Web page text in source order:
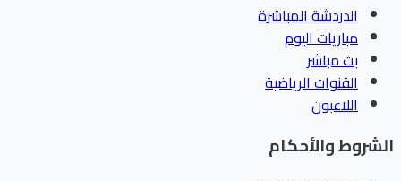
الدردشة المباشرة
مباريات اليوم
بث مباشر
القنوات الرياضية
اللاعبون
والأحكام